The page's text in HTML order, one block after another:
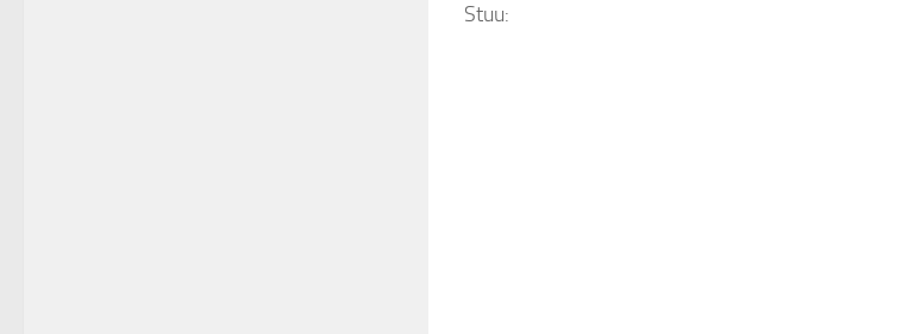
Stuu: